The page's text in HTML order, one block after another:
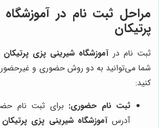
مراحل ثبت نام در
پرتیکان
ثبت نام درآموزشگاه شیرینی پزی پرتیکان
شما می‌توانید به دو روش حضوری و
کنید:
ثبت نام حضوری: برای ثبت نام
آدرسآموزشگاه شیرینی پزی پرتیکان